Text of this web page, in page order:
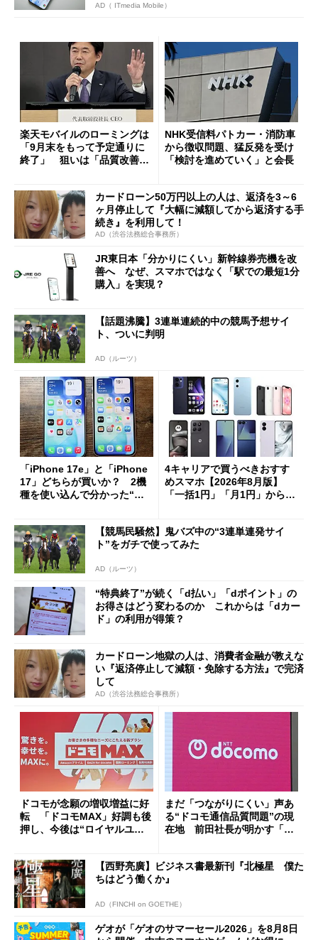
AD（ ITmedia Mobile）
楽天モバイルのローミングは
「9月末をもって予定通りに
終了」 狙いは「品質改善」
も
NHK受信料パトカー・消防車
から徴収問題、猛反発を受け
「検討を進めていく」と会長
カードローン50万円以上の人は、返済を3～6
ヶ月停止して『大幅に減額してから返済する手
続き』を利用して！
AD（渋谷法務総合事務所）
JR東日本「分かりにくい」新幹線券売機を改
善へ なぜ、スマホではなく「駅での最短1分
購入」を実現？
【話題沸騰】3連単連続的中の競馬予想サイ
ト、ついに判明
AD（ルーツ）
「iPhone 17e」と「iPhone
17」どちらが買いか？ 2機
種を使い込んで分かった“ス
4キャリアで買うべきおすす
めスマホ【2026年8月版】
「一括1円」「月1円」からお
【競馬民騒然】鬼バズ中の“3連単連発サイ
ト”をガチで使ってみた
AD（ルーツ）
“特典終了”が続く「d払い」「dポイント」の
お得さはどう変わるのか これからは「dカー
ド」の利用が得策？
カードローン地獄の人は、消費者金融が教えな
い『返済停止して減額・免除する方法』で完済
して
AD（渋谷法務総合事務所）
ドコモが念願の増収増益に好
転 「ドコモMAX」好調も後
押し、今後は“ロイヤルユー
まだ「つながりにくい」声あ
る“ドコモ通信品質問題”の現
在地 前田社長が明かす「道
【西野亮廣】ビジネス書最新刊『北極星 僕た
ちはどう働くか』
AD（FINCHI on GOETHE）
ゲオが「ゲオのサマーセール2026」を8月8日